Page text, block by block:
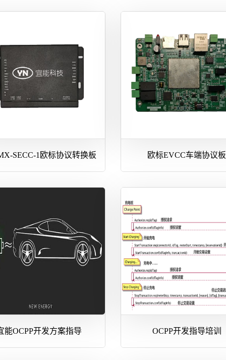
SECC-1欧标协议转换板 欧标EVCC车端协议板
能OCPP开发方案指导 OCPP开发指导培训